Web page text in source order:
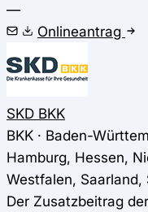
—
Onlineantrag
SKD BKK
BKK · Baden-
Hamburg, Hessen,
Westfalen,
Der Zusatzbeitrag